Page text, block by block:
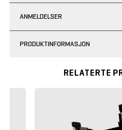
ANMELDELSER
PRODUKTINFORMASJON
RELATERTE